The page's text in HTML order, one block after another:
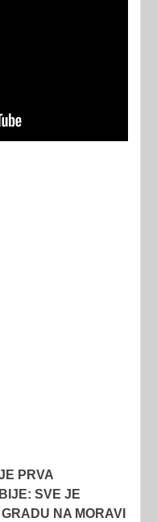
PRVA
SVE JE
NA MORAVI